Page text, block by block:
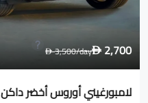
D1,600
D2,000/day
رولز رويس Wraith